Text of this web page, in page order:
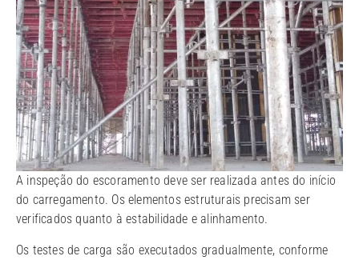
A inspeção do escoramento deve ser realizada antes do início
do carregamento. Os elementos estruturais precisam ser
verificados quanto à estabilidade e alinhamento.
Os testes de carga são executados gradualmente, conforme